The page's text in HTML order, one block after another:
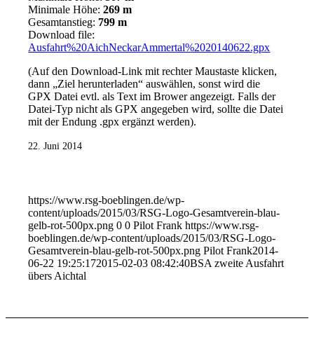
Minimale Höhe: 269 m
Gesamtanstieg: 799 m
Download file:
Ausfahrt%20AichNeckarAmmertal%2020140622.gpx
(Auf den Download-Link mit rechter Maustaste klicken,
dann „Ziel herunterladen“ auswählen, sonst wird die
GPX Datei evtl. als Text im Brower angezeigt. Falls der
Datei-Typ nicht als GPX angegeben wird, sollte die Datei
mit der Endung .gpx ergänzt werden).
22. Juni 2014
https://www.rsg-boeblingen.de/wp-
content/uploads/2015/03/RSG-Logo-Gesamtverein-blau-
gelb-rot-500px.png 0 0 Pilot Frank https://www.rsg-
boeblingen.de/wp-content/uploads/2015/03/RSG-Logo-
Gesamtverein-blau-gelb-rot-500px.png Pilot Frank2014-
06-22 19:25:172015-02-03 08:42:40BSA zweite Ausfahrt
übers Aichtal